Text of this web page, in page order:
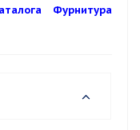
Фурнитура